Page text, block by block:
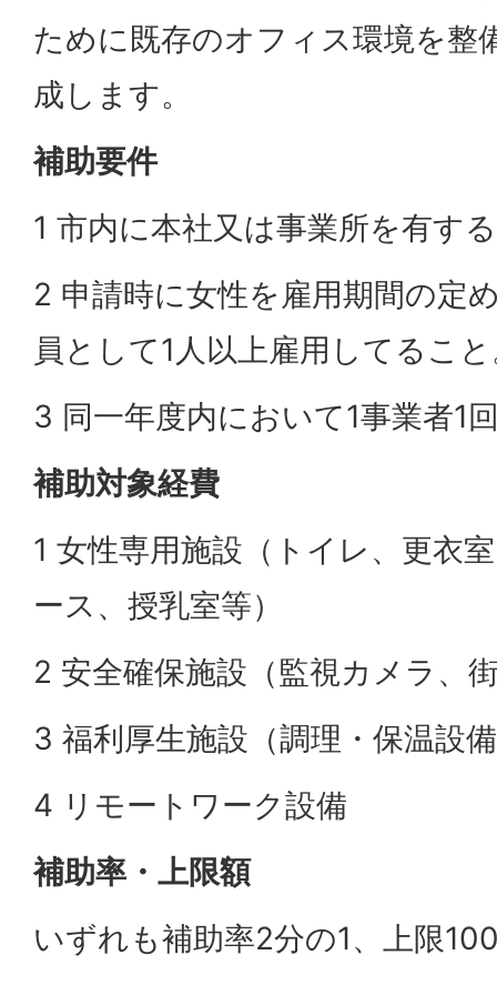
ために既存のオフィス環境を整
成します。
補助要件
1 市内に本社又は事業所を有す
2 申請時に女性を雇用期間の定
員として1人以上雇用してるこ
3 同一年度内において1事業者1
補助対象経費
1 女性専用施設（トイレ、更衣
ース、授乳室等）
2 安全確保施設（監視カメラ、
3 福利厚生施設（調理・保温設
4 リモートワーク設備
補助率・上限額
いずれも補助率2分の1、上限